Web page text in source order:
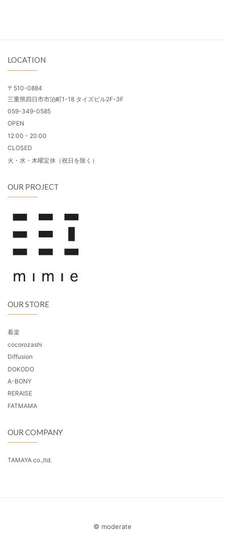
LOCATION
〒510-0884
三重県四日市市泊町1-18 タイズビル2F-3F
059-349-0585
OPEN
12:00 - 20:00
CLOSED
火・水・木曜定休（祝日を除く）
OUR PROJECT
OUR STORE
着楽
cocorozashi
Diffusion
DOKODO
A-BONY
RERAISE
FATMAMA
OUR COMPANY
TAMAYA co.,ltd.
© moderate